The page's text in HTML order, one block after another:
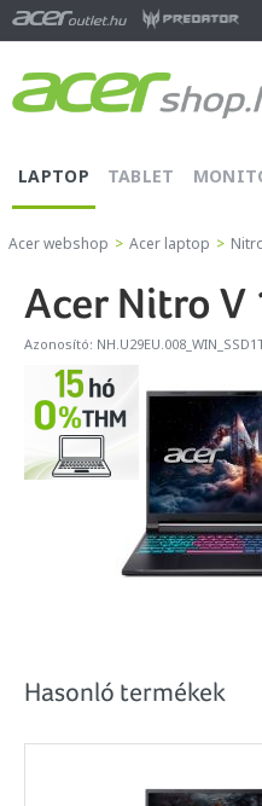
LAPTOP TABLET
Acer webshop > Acer laptop >
Acer Nitro
Azonosító:
Hasonló termékek